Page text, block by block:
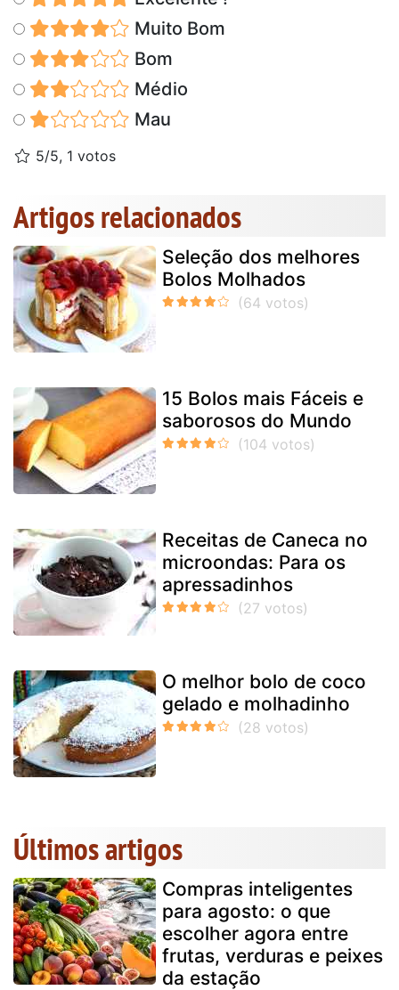
Muito Bom
Bom
Médio
Mau
5/5, 1 votos
Artigos relacionados
Seleção dos melhores
Bolos Molhados
15 Bolos mais Fáceis e
saborosos do Mundo
Receitas de Caneca no
microondas: Para os
apressadinhos
O melhor bolo de coco
gelado e molhadinho
Últimos artigos
Compras inteligentes
para agosto: o que
escolher agora entre
frutas, verduras e peixes
da estação